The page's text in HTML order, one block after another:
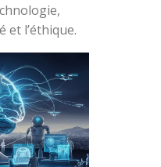
et l’éthique.